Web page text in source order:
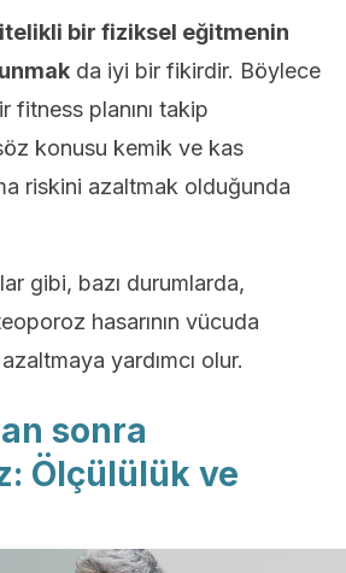
bir fiziksel eğitmenin
da iyi bir fikirdir. Böylece
fitness planını takip
konusu kemik ve kas
riskini azaltmak olduğunda
gibi, bazı durumlarda,
hasarının vücuda
yardımcı olur.
sonra
Ölçülülük ve